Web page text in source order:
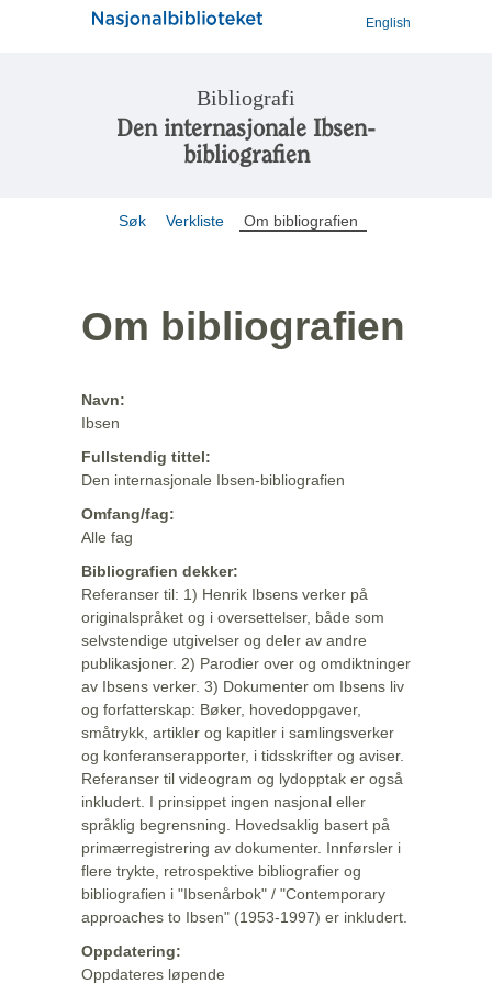
English
Bibliografi
Den internasjonale Ibsen-
bibliografien
Søk Verkliste Om bibliografien
Om bibliografien
Navn:
Ibsen
Fullstendig tittel:
Den internasjonale Ibsen-bibliografien
Omfang/fag:
Alle fag
Bibliografien dekker:
Referanser til: 1) Henrik Ibsens verker på
originalspråket og i oversettelser, både som
selvstendige utgivelser og deler av andre
publikasjoner. 2) Parodier over og omdiktninger
av Ibsens verker. 3) Dokumenter om Ibsens liv
og forfatterskap: Bøker, hovedoppgaver,
småtrykk, artikler og kapitler i samlingsverker
og konferanserapporter, i tidsskrifter og aviser.
Referanser til videogram og lydopptak er også
inkludert. I prinsippet ingen nasjonal eller
språklig begrensning. Hovedsaklig basert på
primærregistrering av dokumenter. Innførsler i
flere trykte, retrospektive bibliografier og
bibliografien i "Ibsenårbok" / "Contemporary
approaches to Ibsen" (1953-1997) er inkludert.
Oppdatering:
Oppdateres løpende